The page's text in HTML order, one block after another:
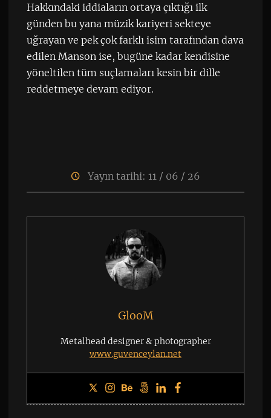
Hakkındaki iddiaların ortaya çıktığı ilk
günden bu yana müzik kariyeri sekteye
uğrayan ve pek çok farklı isim tarafından dava
edilen Manson ise, bugüne kadar kendisine
yöneltilen tüm suçlamaları kesin bir dille
reddetmeye devam ediyor.
Yayın tarihi: 11 / 06 / 26
GlooM
Metalhead designer & photographer
www.guvenceylan.net